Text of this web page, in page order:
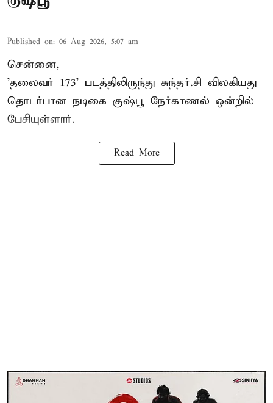
Published on: 06 Aug 2026, 5:07 am
சென்னை,
'தலைவர் 173' படத்திலிருந்து சுந்தர்.சி விலகியது
தொடர்பான நடிகை குஷ்பூ நேர்காணல் ஒன்றில்
பேசியுள்ளார்.
Read More